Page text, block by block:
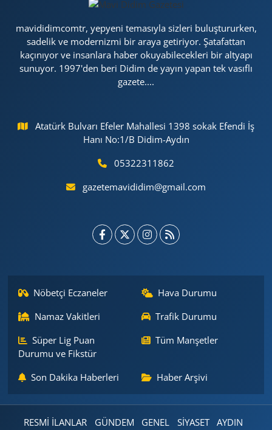
mavididimcomtr, yepyeni temasıyla sizleri buluştururken,
sadelik ve modernizmi bir araya getiriyor. Şatafattan
kaçınıyor ve insanlara haber okuyabilecekleri bir altyapı
sunuyor. 1997'den beri Didim de yayın yapan tek vasıflı
gazete....
Atatürk Bulvarı Efeler Mahallesi 1398 sokak Efendi İş
Hanı No:1/B Didim-Aydın
05322311862
gazetemavididim@gmail.com
Nöbetçi Eczaneler
Hava Durumu
Namaz Vakitleri
Trafik Durumu
Süper Lig Puan
Durumu ve Fikstür
Tüm Manşetler
Son Dakika Haberleri Haber Arşivi
RESMİ İLANLAR GÜNDEM GENEL SİYASET
AYDIN